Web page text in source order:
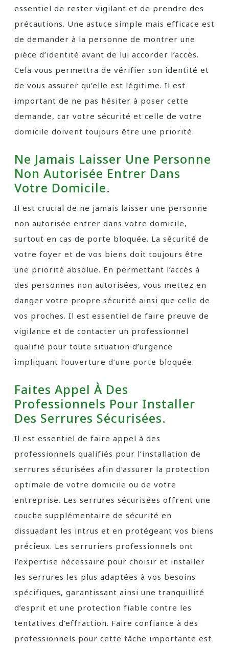
essentiel de rester vigilant et de prendre des
précautions. Une astuce simple mais efficace est
de demander à la personne de montrer une
pièce d’identité avant de lui accorder l’accès.
Cela vous permettra de vérifier son identité et
de vous assurer qu’elle est légitime. Il est
important de ne pas hésiter à poser cette
demande, car votre sécurité et celle de votre
domicile doivent toujours être une priorité.
Ne Jamais Laisser Une Personne
Non Autorisée Entrer Dans
Votre Domicile.
Il est crucial de ne jamais laisser une personne
non autorisée entrer dans votre domicile,
surtout en cas de porte bloquée. La sécurité de
votre foyer et de vos biens doit toujours être
une priorité absolue. En permettant l’accès à
des personnes non autorisées, vous mettez en
danger votre propre sécurité ainsi que celle de
vos proches. Il est essentiel de faire preuve de
vigilance et de contacter un professionnel
qualifié pour toute situation d’urgence
impliquant l’ouverture d’une porte bloquée.
Faites Appel À Des
Professionnels Pour Installer
Des Serrures Sécurisées.
Il est essentiel de faire appel à des
professionnels qualifiés pour l’installation de
serrures sécurisées afin d’assurer la protection
optimale de votre domicile ou de votre
entreprise. Les serrures sécurisées offrent une
couche supplémentaire de sécurité en
dissuadant les intrus et en protégeant vos biens
précieux. Les serruriers professionnels ont
l’expertise nécessaire pour choisir et installer
les serrures les plus adaptées à vos besoins
spécifiques, garantissant ainsi une tranquillité
d’esprit et une protection fiable contre les
tentatives d’effraction. Faire confiance à des
professionnels pour cette tâche importante est